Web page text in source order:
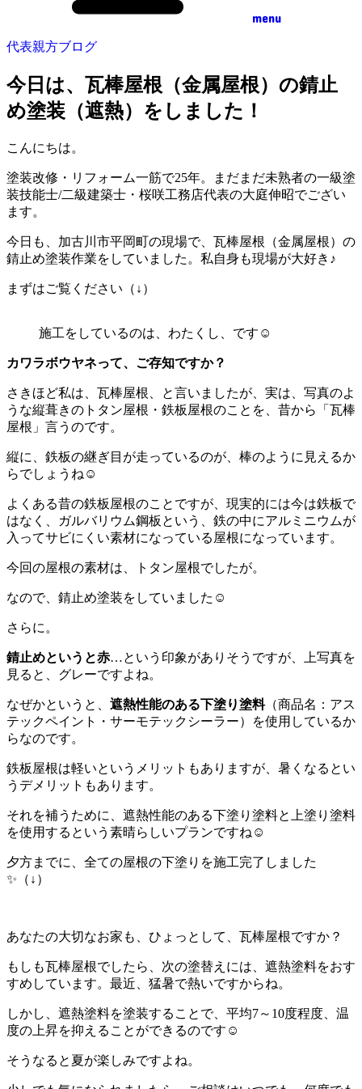
menu
代表親方ブログ
今日は、瓦棒屋根（金属屋根）の錆止
め塗装（遮熱）をしました！
こんにちは。
塗装改修・リフォーム一筋で25年。まだまだ未熟者の一級塗
装技能士/二級建築士・桜咲工務店代表の大庭伸昭でござい
ます。
今日も、加古川市平岡町の現場で、瓦棒屋根（金属屋根）の
錆止め塗装作業をしていました。私自身も現場が大好き♪
まずはご覧ください（↓）
施工をしているのは、わたくし、です☺️
カワラボウヤネって、ご存知ですか？
さきほど私は、瓦棒屋根、と言いましたが、実は、写真のよ
うな縦葺きのトタン屋根・鉄板屋根のことを、昔から「瓦棒
屋根」言うのです。
縦に、鉄板の継ぎ目が走っているのが、棒のように見えるか
らでしょうね☺️
よくある昔の鉄板屋根のことですが、現実的には今は鉄板で
はなく、ガルバリウム鋼板という、鉄の中にアルミニウムが
入ってサビにくい素材になっている屋根になっています。
今回の屋根の素材は、トタン屋根でしたが。
なので、錆止め塗装をしていました☺️
さらに。
錆止めというと赤…という印象がありそうですが、上写真を
見ると、グレーですよね。
なぜかというと、 遮熱性能のある下塗り塗料（商品名：アス
テックペイント・サーモテックシーラー）を使用しているか
らなのです。
鉄板屋根は軽いというメリットもありますが、暑くなるとい
うデメリットもあります。
それを補うために、遮熱性能のある下塗り塗料と上塗り塗料
を使用するという素晴らしいプランですね☺️
夕方までに、全ての屋根の下塗りを施工完了しました
✨️（↓）
あなたの大切なお家も、ひょっとして、瓦棒屋根ですか？
もしも瓦棒屋根でしたら、次の塗替えには、遮熱塗料をおす
すめしています。最近、猛暑で熱いですからね。
しかし、遮熱塗料を塗装することで、平均7～10度程度、温
度の上昇を抑えることができるのです☺️
そうなると夏が楽しみですよね。